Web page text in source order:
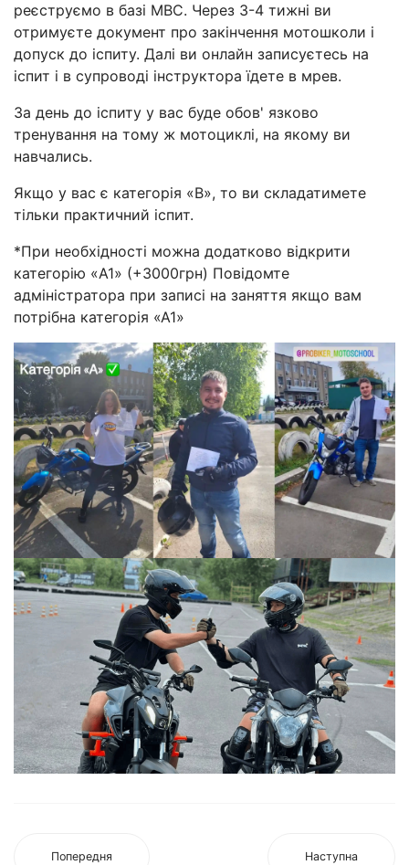
реєструємо в базі МВС. Через 3-4 тижні ви
отримуєте документ про закінчення мотошколи і
допуск до іспиту. Далі ви онлайн записуєтесь на
іспит і в супроводі інструктора їдете в мрев.
За день до іспиту у вас буде обов' язково
тренування на тому ж мотоциклі, на якому ви
навчались.
Якщо у вас є категорія «В», то ви складатимете
тільки практичний іспит.
*При необхідності можна додатково відкрити
категорію «A1» (+3000грн) Повідомте
адміністратора при записі на заняття якщо вам
потрібна категорія «А1»
Попередня Наступна